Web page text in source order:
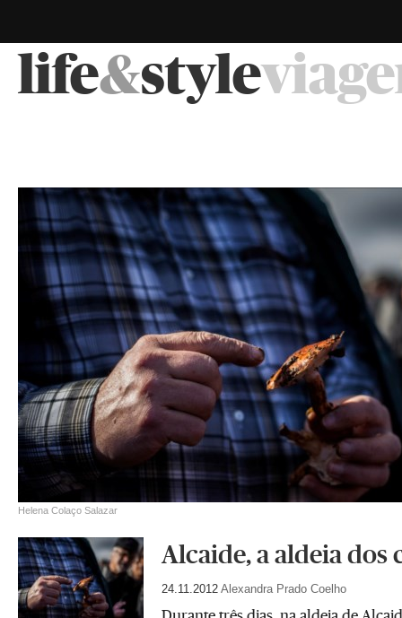
life&style
Helena Colaço Salazar
Alcaide, a aldeia dos
24.11.2012 Alexandra Prado Coelho